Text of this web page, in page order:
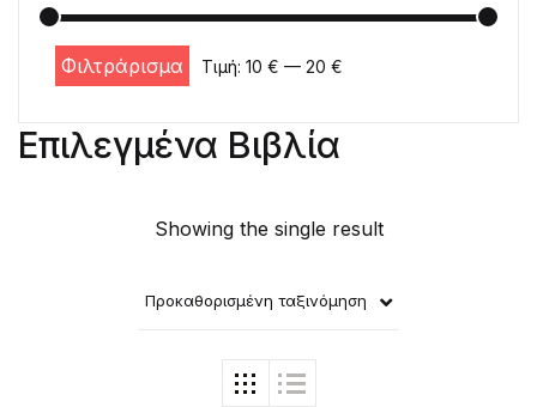
Επιλεγμένα Βιβλία
Showing the single result
Προκαθορισμένη ταξινόμηση
Ελάχιστη τιμή
Μέγιστη τιμή
Φιλτράρισμα Τιμή: 10 € — 20 €